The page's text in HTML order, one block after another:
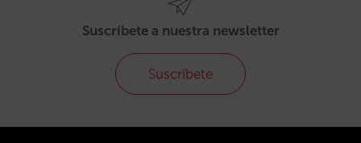
Suscríbete a nuestra newsletter
Suscríbete